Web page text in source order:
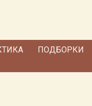
ПОДБОРКИ